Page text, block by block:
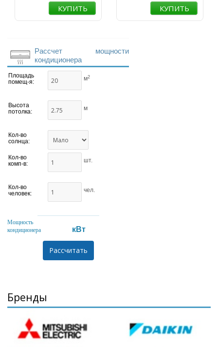
КУПИТЬ КУПИТЬ
Рассчет мощности
кондиционера
Площадь
помещ-я:
м2
Высота
потолка:
м
Кол-во
солнца:
Кол-во
комп-в:
шт.
Кол-во
человек:
чел.
Мощность
кондиционера
кВт
Бренды